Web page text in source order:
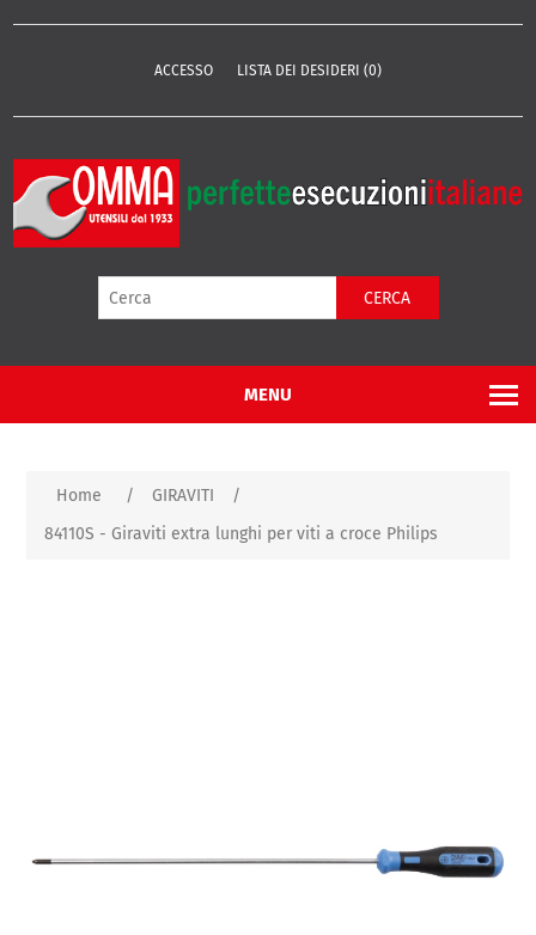
ACCESSO LISTA DEI DESIDERI (0)
CERCA
MENU
Home / GIRAVITI
/
84110S - Giraviti extra lunghi per viti a croce Philips